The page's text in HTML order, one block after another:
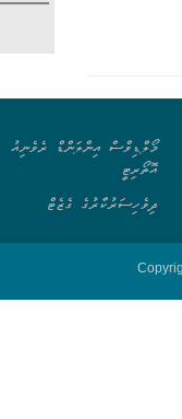
މޯލްޑިވްސް އިންލަންޑް ރެވެނިއު
އޮތޯރިޓީ
ދިވެހިސަރުކާރުގެ ގެޒެޓް